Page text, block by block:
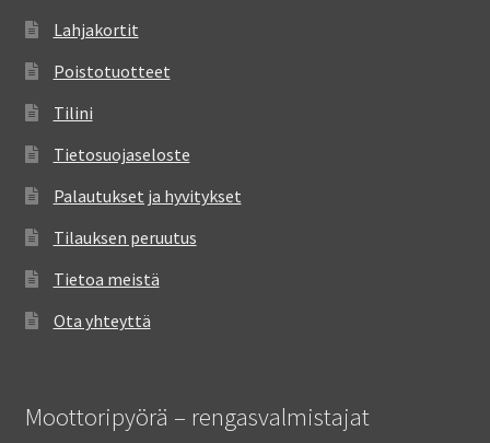
Lahjakortit
Poistotuotteet
Tilini
Tietosuojaseloste
Palautukset ja hyvitykset
Tilauksen peruutus
Tietoa meistä
Ota yhteyttä
Moottoripyörä – rengasvalmistajat